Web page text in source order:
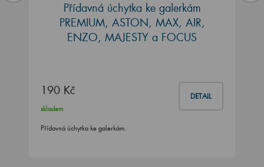
Přídavná úchytka ke galerkám
PREMIUM, ASTON, MAX, AIR,
ENZO, MAJESTY a FOCUS
190 Kč DETAIL
skladem
Přídavná úchytka ke galerkám.